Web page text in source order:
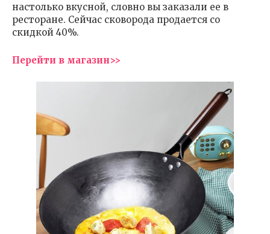
настолько вкусной, словно вы заказали ее в
ресторане. Сейчас сковорода продается со
скидкой 40%.
Перейти в магазин>>